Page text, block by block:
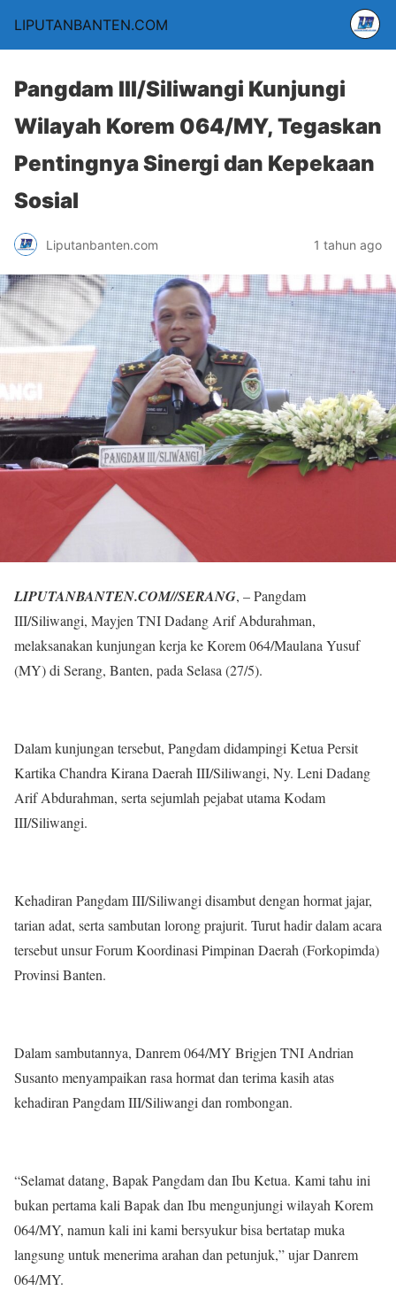
LIPUTANBANTEN.COM
Pangdam III/Siliwangi Kunjungi
Wilayah Korem 064/MY, Tegaskan
Pentingnya Sinergi dan Kepekaan
Sosial
Liputanbanten.com 1 tahun ago
LIPUTANBANTEN.COM//SERANG, – Pangdam
III/Siliwangi, Mayjen TNI Dadang Arif Abdurahman,
melaksanakan kunjungan kerja ke Korem 064/Maulana Yusuf
(MY) di Serang, Banten, pada Selasa (27/5).
Dalam kunjungan tersebut, Pangdam didampingi Ketua Persit
Kartika Chandra Kirana Daerah III/Siliwangi, Ny. Leni Dadang
Arif Abdurahman, serta sejumlah pejabat utama Kodam
III/Siliwangi.
Kehadiran Pangdam III/Siliwangi disambut dengan hormat jajar,
tarian adat, serta sambutan lorong prajurit. Turut hadir dalam acara
tersebut unsur Forum Koordinasi Pimpinan Daerah (Forkopimda)
Provinsi Banten.
Dalam sambutannya, Danrem 064/MY Brigjen TNI Andrian
Susanto menyampaikan rasa hormat dan terima kasih atas
kehadiran Pangdam III/Siliwangi dan rombongan.
“Selamat datang, Bapak Pangdam dan Ibu Ketua. Kami tahu ini
bukan pertama kali Bapak dan Ibu mengunjungi wilayah Korem
064/MY, namun kali ini kami bersyukur bisa bertatap muka
langsung untuk menerima arahan dan petunjuk,” ujar Danrem
064/MY.